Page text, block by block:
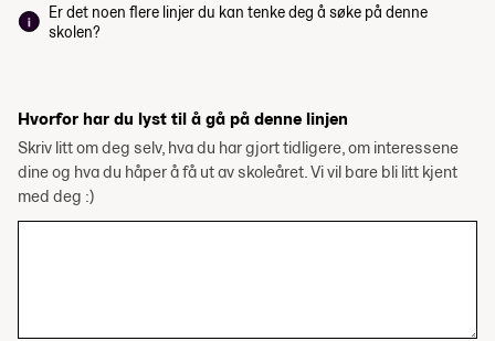
Er det noen flere linjer du kan tenke deg å søke på denne
skolen?
Hvorfor har du lyst til å gå på denne linjen
Skriv litt om deg selv, hva du har gjort tidligere, om interessene
dine og hva du håper å få ut av skoleåret. Vi vil bare bli litt kjent
med deg :)